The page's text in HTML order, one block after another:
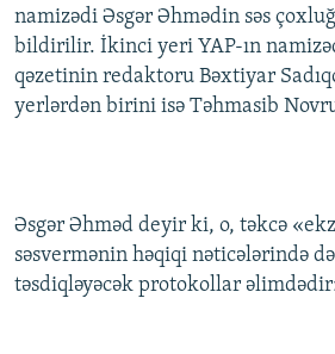
AZADLIQRADIOSU MOBIL TELEFONUNUZDA
BIZIMLƏ ƏLAQƏ
XƏBƏR BÜLLETENLƏRIMIZ
RFE/RL-in bütün saytları
namizədi Əsgər Əhmədin səs
bildirilir. İkinci yeri YAP-ın
qəzetinin redaktoru Bəxtiyar
yerlərdən birini isə Təhmasib
Əsgər Əhməd deyir ki, o, təkcə
səsvermənin həqiqi nəticələrində
təsdiqləyəcək protokollar